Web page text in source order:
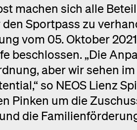
machen sich alle
Sportpass zu
vom 05. Oktober
beschlossen. „Die
aber wir sehen
so NEOS Lienz
Pinken um die
die